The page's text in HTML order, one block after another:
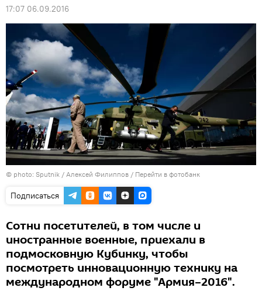
17:07 06.09.2016
© photo: Sputnik / Алексей Филиппов / Перейти в фотобанк
Подписаться
Сотни посетителей, в том числе и
иностранные военные, приехали в
подмосковную Кубинку, чтобы
посмотреть инновационную технику на
международном форуме "Армия–2016".